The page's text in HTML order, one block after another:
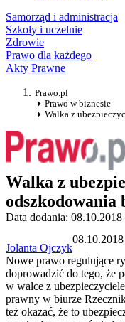
Samorząd i administracja
Szkoły i uczelnie
Zdrowie
Prawo dla każdego
Akty Prawne
Prawo.pl
Prawo w biznesie
Walka z
Walka z
odszkodowania
Data dodania: 08.10.2018
Jolanta Ojczyk
Nowe prawo regulujące
doprowadzić do tego, że
w walce z
prawny w biurze
też okazać, że to